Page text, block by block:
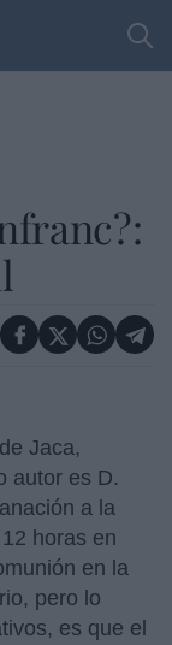
Jaca,
autor es D.
a la
horas en
en la
pero lo
es que el